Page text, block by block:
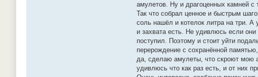
амулетов. Ну и драгоценных камней с
Так что собрал ценное и быстрым
соль нашёл и котелок литра на три. А
и захвата есть. Не удивлюсь если
поступил. Поэтому и стоит уйти
перерождение с сохранённой
да, сделаю амулеты, что скроют мою
удивлюсь что как раз есть, и от них